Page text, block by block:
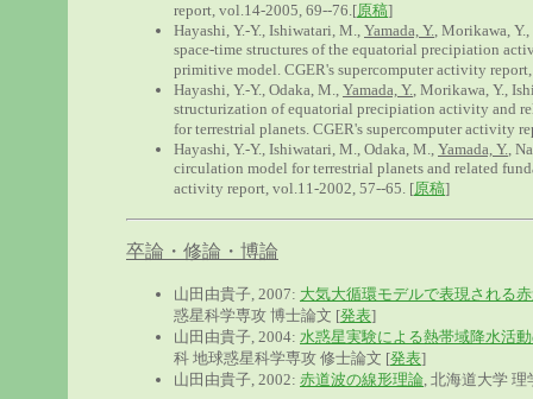
report, vol.14-2005, 69--76.[原稿]
Hayashi, Y.-Y., Ishiwatari, M., Yamada, Y., Morikawa,
space-time structures of the equatorial precipiation
primitive model. CGER's supercomputer activity
Hayashi, Y.-Y., Odaka, M., Yamada, Y., Morikawa, Y.,
structurization of equatorial precipiation activity and
for terrestrial planets. CGER's supercomputer activity
Hayashi, Y.-Y., Ishiwatari, M., Odaka, M., Yamada, Y.,
circulation model for terrestrial planets and related
activity report, vol.11-2002, 57--65. [原稿]
卒論・修論・博論
山田由貴子, 2007: 大気大循環モデルで表現される
惑星科学専攻 博士論文 [発表]
山田由貴子, 2004: 水惑星実験による熱帯域降水活
科 地球惑星科学専攻 修士論文 [発表]
山田由貴子, 2002: 赤道波の線形理論, 北海道大学